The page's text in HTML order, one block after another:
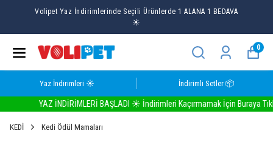
Volipet Yaz İndirimlerinde Seçili Ürünlerde 1 ALANA 1 BEDAVA
☀️
0
Yaz İndirimleri ☀️ İndirimli Setler 📦
YAZ İNDİRİMLERİ BAŞLADI ☀️ İndirimleri Kaçırmamak İçin Buraya Tıkla
KEDİ Kedi Ödül Mamaları